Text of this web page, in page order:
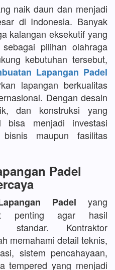
naik daun dan menjadi
di Indonesia. Banyak
kalangan eksekutif yang
pilihan olahraga
kebutuhan tersebut,
Lapangan Padel
lapangan berkualitas
Dengan desain
dan konstruksi yang
bisa menjadi investasi
maupun fasilitas
Padel
Padel yang
penting agar hasil
standar. Kontraktor
memahami detail teknis,
sistem pencahayaan,
tempered yang menjadi